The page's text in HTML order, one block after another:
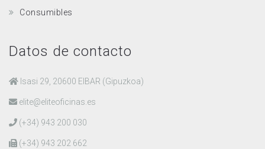
Consumibles
Datos de contacto
Isasi 29, 20600 EIBAR (Gipuzkoa)
elite@eliteoficinas.es
(+34) 943 200 030
(+34) 943 202 662